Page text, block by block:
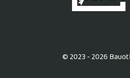
© 2023 - 2026